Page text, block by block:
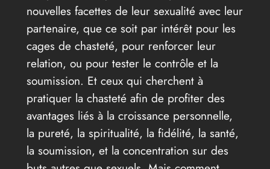
nouvelles facettes de leur sexualité avec leur
partenaire, que ce soit par intérêt pour les
cages de chasteté, pour renforcer leur
relation, ou pour tester le contrôle et la
soumission. Et ceux qui cherchent à
pratiquer la chasteté afin de profiter des
avantages liés à la croissance personnelle,
la pureté, la spiritualité, la fidélité, la santé,
la soumission, et la concentration sur des